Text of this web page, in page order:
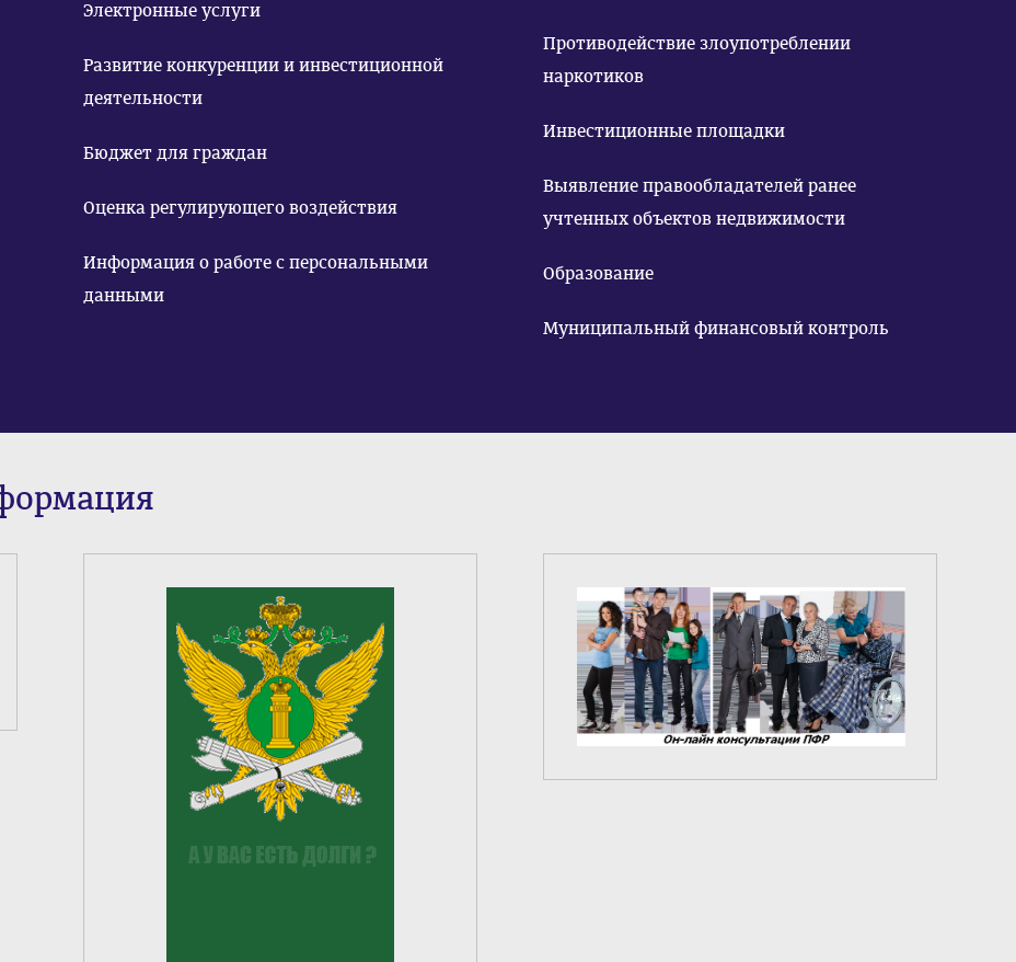
Электронные услуги
Развитие конкуренции и инвестиционной
деятельности
Бюджет для граждан
Оценка регулирующего воздействия
Информация о работе с персональными
данными
Противодействие злоупотреблении
наркотиков
Инвестиционные площадки
Выявление правообладателей ранее
учтенных объектов недвижимости
Образование
Муниципальный финансовый контроль